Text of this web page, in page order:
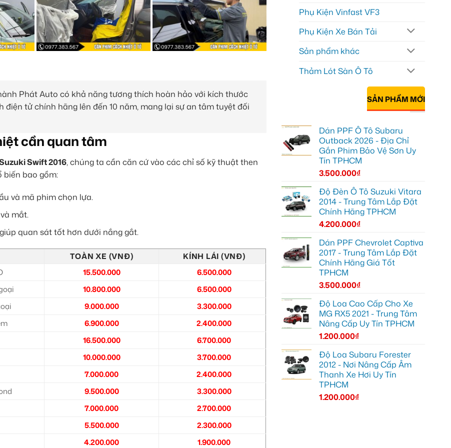
Phát Auto có khả năng tương thích hoàn hảo với kích thước
tử chính hãng lên đến 10 năm, mang lại sự an tâm tuyệt đối
cần quan tâm
Swift 2016, chúng ta cần căn cứ vào các chỉ số kỹ thuật then
biến bao gồm:
và mã phim chọn lựa.
mắt.
quan sát tốt hơn dưới nắng gắt.
TOÀN XE (VNĐ) KÍNH LÁI (VNĐ)
15.500.000
6.500.000
10.800.000
6.500.000
9.000.000
3.300.000
6.900.000 2.400.000
16.500.000
6.700.000
10.000.000
3.700.000
7.000.000
2.400.000
9.500.000 3.300.000
7.000.000
2.700.000
5.500.000
2.300.000
4.200.000 1.900.000
Phụ Kiện Vinfast VF3
Phụ Kiện Xe Bán Tải
Sản phẩm khác
Thảm Lót Sàn Ô Tô
SẢN PHẨM MỚI
Dán PPF Ô Tô Subaru
Outback 2026 - Địa Chỉ
Gắn Phim Bảo Vệ Sơn Uy
Tín TPHCM
3.500.000₫
Độ Đèn Ô Tô Suzuki Vitara
2014 - Trung Tâm Lắp Đặt
Chính Hãng TPHCM
4.200.000₫
Dán PPF Chevrolet Captiva
2017 - Trung Tâm Lắp Đặt
Chính Hãng Giá Tốt
TPHCM
3.500.000₫
Độ Loa Cao Cấp Cho Xe
MG RX5 2021 - Trung Tâm
Nâng Cấp Uy Tín TPHCM
1.200.000₫
Độ Loa Subaru Forester
2012 - Nơi Nâng Cấp Âm
Thanh Xe Hơi Uy Tín
TPHCM
1.200.000₫